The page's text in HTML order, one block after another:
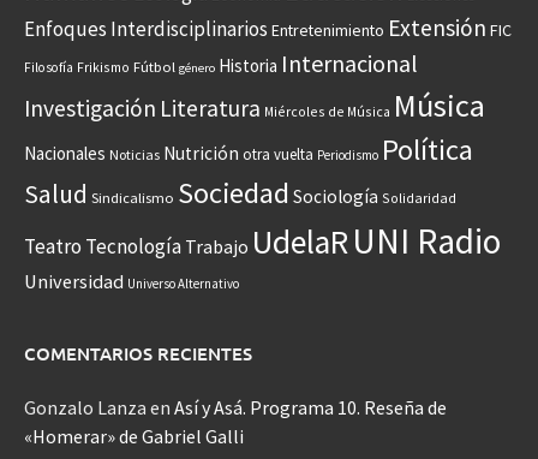
Enfoques Interdisciplinarios Entretenimiento Extensión FIC
Filosofía Frikismo Fútbol género Historia Internacional
Investigación Literatura Miércoles de Música Música
Nacionales Noticias Nutrición otra vuelta Periodismo Política
Salud Sindicalismo Sociedad Sociología Solidaridad
Teatro Tecnología Trabajo UdelaRUNI Radio
Universidad Universo Alternativo
COMENTARIOS RECIENTES
Gonzalo Lanza en Así y Asá. Programa 10. Reseña de
«Homerar» de Gabriel Galli